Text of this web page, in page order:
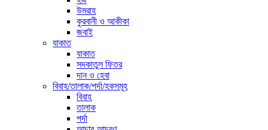
উমরাহ
কুরবানী ও আকীকা
জবাই
যাকাত
যাকাত
সদকাতুল ফিতর
দান ও হেবা
বিবাহ/তালাক/পর্দা/হকসমূহ
বিবাহ
তালাক
পর্দা